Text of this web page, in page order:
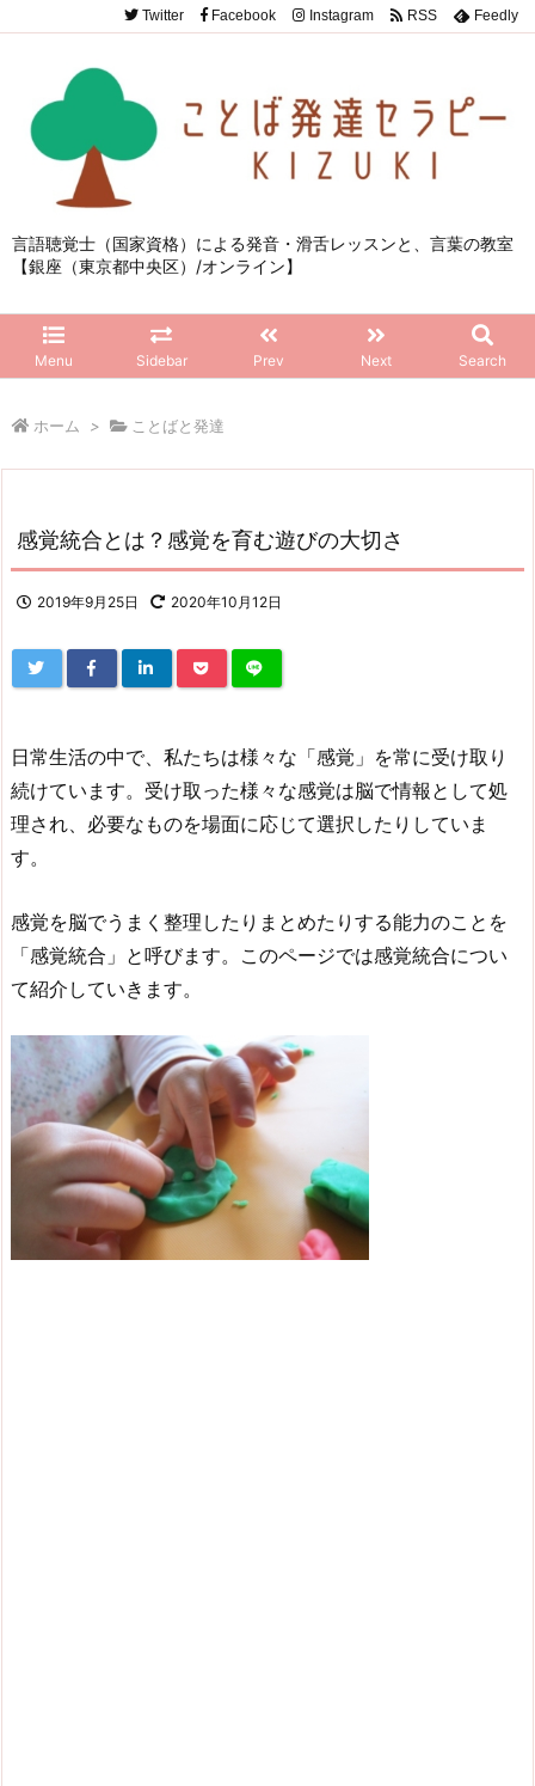
言語聴覚士（国家資格）による発音・滑舌レッスンと、言葉の教室
【銀座（東京都中央区）/オンライン】
Menu Sidebar Prev Next Search
Twitter Facebook Instagram RSS Feedly
ホーム > ことばと発達
感覚統合とは？感覚を育む遊びの大切さ
2019年9月25日 2020年10月12日
日常生活の中で、私たちは様々な「感覚」を常に受け取り
続けています。受け取った様々な感覚は脳で情報として処
理され、必要なものを場面に応じて選択したりしていま
す。
感覚を脳でうまく整理したりまとめたりする能力のことを
「感覚統合」と呼びます。このページでは感覚統合につい
て紹介していきます。